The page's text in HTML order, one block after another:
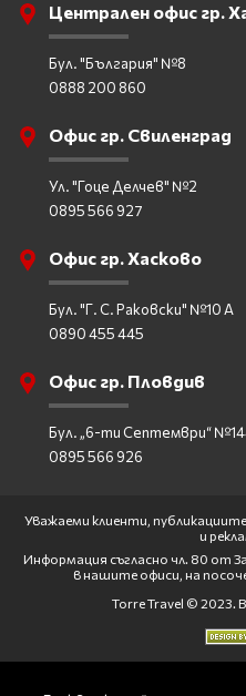
Централен офис гр.
Бул. "България" №8
0888 200 860
Офис гр. Свиленград
Ул. "Гоце Делчев" №2
0895 566 927
Офис гр. Хасково
Бул. "Г. С. Раковски" №10 А
0890 455 445
Офис гр. Пловдив
Бул. „6-ти Септември“
0895 566 926
Уважаеми клиенти,
и
Информация съгласно чл. 80 от
в нашите офиси, на
Torre Travel © 2023.